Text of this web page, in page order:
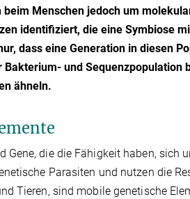
beim Menschen jedoch um
identifiziert, die eine Symbiose
dass eine Generation in diesen
und Sequenzpopulation
ähneln.
Gene, die die Fähigkeit haben, sich
Parasiten und nutzen die
Tieren, sind mobile genetische